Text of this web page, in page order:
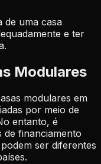
de uma casa
e ter
Modulares
modulares em
por meio de
entanto, é
financiamento
ser diferentes